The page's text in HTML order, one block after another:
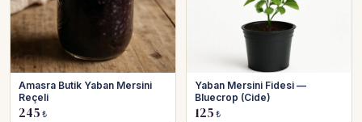
Amasra Butik Yaban Mersini
Reçeli
245 ₺
Yaban Mersini Fidesi —
Bluecrop (Cide)
125 ₺